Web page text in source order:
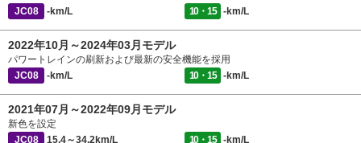
JC08 -km/L 10・15 -km/L
2022年10月～2024年03月モデル
パワートレインの刷新および最新の安全機能を採用
JC08
-km/L 10・15 -km/L
2021年07月～2022年09月モデル
新色を設定
JC08
15.4～34.2km/L 10・15 -km/L